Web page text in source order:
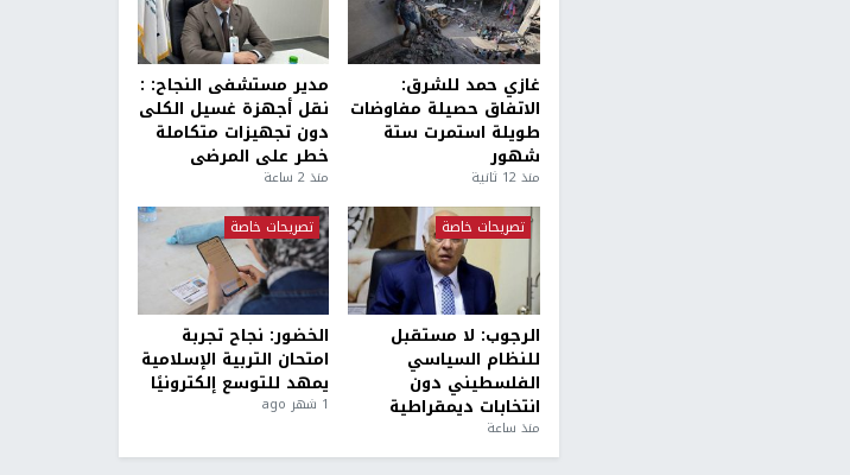
غازي حمد للشرق:
الاتفاق حصيلة مفاوضات
طويلة استمرت ستة
شهور
منذ 12 ثانية
مدير مستشفى النجاح: :
نقل أجهزة غسيل الكلى
دون تجهيزات متكاملة
خطر على المرضى
منذ 2 ساعة
تصريحات خاصة
الرجوب: لا مستقبل
للنظام السياسي
الفلسطيني دون
انتخابات ديمقراطية
منذ ساعة
تصريحات خاصة
الخضور: نجاح تجربة
امتحان التربية الإسلامية
يمهد للتوسع إلكترونيًا
1 شهر ago